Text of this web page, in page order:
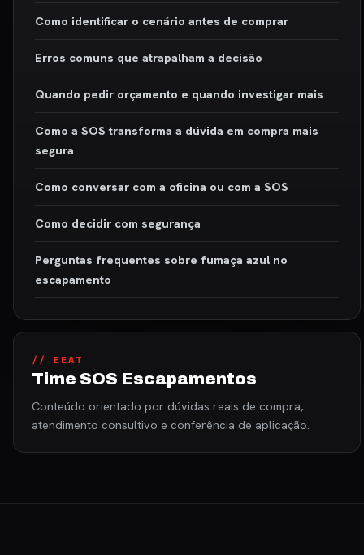
Como identificar o cenário antes de comprar
Erros comuns que atrapalham a decisão
Quando pedir orçamento e quando investigar mais
Como a SOS transforma a dúvida em compra mais
segura
Como conversar com a oficina ou com a SOS
Como decidir com segurança
Perguntas frequentes sobre fumaça azul no
escapamento
// EEAT
Time SOS Escapamentos
Conteúdo orientado por dúvidas reais de compra,
atendimento consultivo e conferência de aplicação.